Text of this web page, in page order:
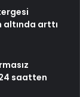
arttı
saatten